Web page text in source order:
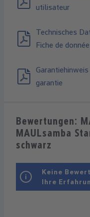
utilisateur
Technisches
Fiche de
garantie
Bewertungen:
MAULsamba
schwarz
Keine
Ihre